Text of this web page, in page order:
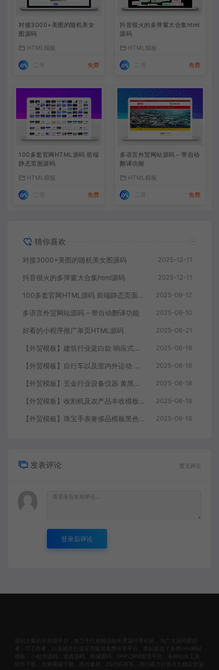
对接3000+美图的随机美女
图源码
HTML模板
免费
抖音很火的多弹窗大合集html
源码
HTML模板
免费
100多套官网HTML源码 前端
静态页面源码
HTML模板
免费
多语言外贸网站源码 – 带自动
翻译功能
HTML模板
免费
猜你喜欢
对接3000+美图的随机美女图源码 2025-12-11
抖音很火的多弹窗大合集html源码 2025-12-11
100多套官网HTML源码 前端静态页面源码 2025-09-12
多语言外贸网站源码 – 带自动翻译功能 2025-09-10
好看的小程序推广单页HTML源码 2025-08-21
【外贸模板】建筑行业蓝白款 响应式模板静态html文件 2025-08-18
【外贸模板】自行车以及室内外运动 黑灰 响应式模板静态html文件 2025-08-18
【外贸模板】五金行业设备仪器 黄黑款 响应式模板静态html文件 2025-08-18
【外贸模板】收割机及农产品丰收模板 绿色 响应式模板静态html文件 2025-08-18
【外贸模板】珠宝手表奢侈品模板黑色 响应式模板静态html文件 2025-08-18
发表评论 暂无评论
登录后评论
源站大集站长资源平台，致力于打造精品站长资源分享社区，为广大源码爱好
者，IT工作者，以及相关行业应用提供免费分享平台。本站集合了各类cms网站
模板、小程序源码、游戏源码、商城源码、ERP,CRM管理平台、各种站长工具
软件下载、音频视频下载、图片素材、JS代码等等。我们着力打造长久稳定资源